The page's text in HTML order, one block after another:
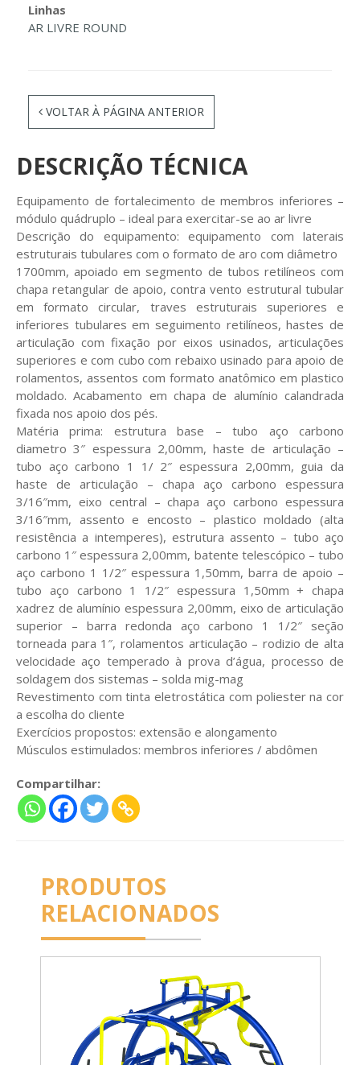
Linhas
AR LIVRE ROUND
VOLTAR À PÁGINA ANTERIOR
DESCRIÇÃO TÉCNICA
Equipamento de fortalecimento de membros inferiores –
módulo quádruplo – ideal para exercitar-se ao ar livre
Descrição do equipamento: equipamento com laterais
estruturais tubulares com o formato de aro com diâmetro
1700mm, apoiado em segmento de tubos retilíneos com
chapa retangular de apoio, contra vento estrutural tubular
em formato circular, traves estruturais superiores e
inferiores tubulares em seguimento retilíneos, hastes de
articulação com fixação por eixos usinados, articulações
superiores e com cubo com rebaixo usinado para apoio de
rolamentos, assentos com formato anatômico em plastico
moldado. Acabamento em chapa de alumínio calandrada
fixada nos apoio dos pés.
Matéria prima: estrutura base – tubo aço carbono
diametro 3″ espessura 2,00mm, haste de articulação –
tubo aço carbono 1 1/ 2″ espessura 2,00mm, guia da
haste de articulação – chapa aço carbono espessura
3/16″mm, eixo central – chapa aço carbono espessura
3/16″mm, assento e encosto – plastico moldado (alta
resistência a intemperes), estrutura assento – tubo aço
carbono 1″ espessura 2,00mm, batente telescópico – tubo
aço carbono 1 1/2″ espessura 1,50mm, barra de apoio –
tubo aço carbono 1 1/2″ espessura 1,50mm + chapa
xadrez de alumínio espessura 2,00mm, eixo de articulação
superior – barra redonda aço carbono 1 1/2″ seção
torneada para 1″, rolamentos articulação – rodizio de alta
velocidade aço temperado à prova d’água, processo de
soldagem dos sistemas – solda mig-mag
Revestimento com tinta eletrostática com poliester na cor
a escolha do cliente
Exercícios propostos: extensão e alongamento
Músculos estimulados: membros inferiores / abdômen
Compartilhar:
PRODUTOS
RELACIONADOS